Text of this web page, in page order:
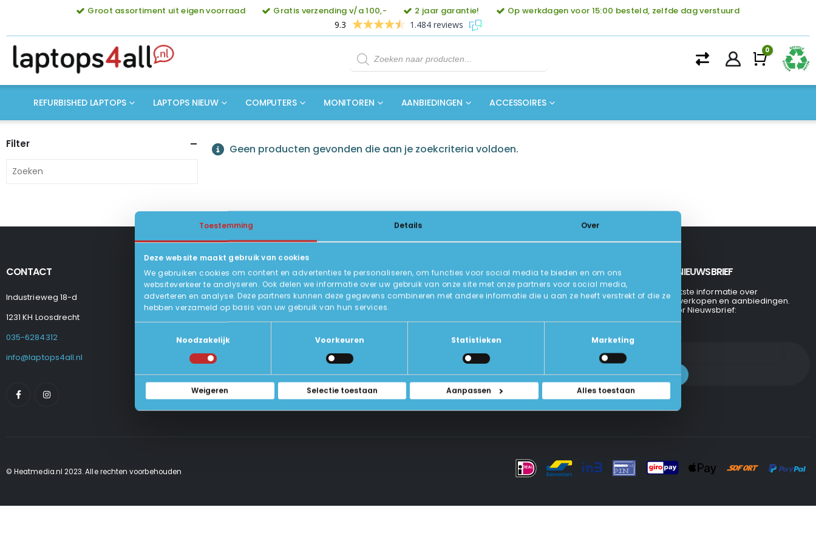
Toestemming Details Over
Deze website maakt gebruik van cookies
We gebruiken cookies om content en advertenties te personaliseren, om functies voor social media te bieden en om ons
websiteverkeer te analyseren. Ook delen we informatie over uw gebruik van onze site met onze partners voor social media,
adverteren en analyse. Deze partners kunnen deze gegevens combineren met andere informatie die u aan ze heeft verstrekt of die ze
hebben verzameld op basis van uw gebruik van hun services.
Noodzakelijk
Voorkeuren Statistieken Marketing
Weigeren Selectie toestaan Aanpassen Alles toestaan
Groot assortiment uit eigen voorraad Gratis verzending v/a 100,- 2 jaar garantie!
Op werkdagen voor 15:00 besteld, zelfde dag verstuurd
9.3
1.484 reviews
Producten
zoeken
0
REFURBISHED LAPTOPS LAPTOPS NIEUW COMPUTERS MONITOREN AANBIEDINGEN ACCESSOIRES
Geen producten gevonden die aan je zoekcriteria voldoen.
Filter
CONTACT
Industrieweg 18-d
1231 KH Loosdrecht
035-6284312
info@laptops4all.nl
KLANTENSERVICE
Levering
Betalen En Bestellen
Retourneren
Veel Gestelde Vragen
Algemene Voorwaarden
Privacy Beleid
INFORMATIE
Over Ons
U-Pas
Contact Met Ons Opnemen
INSCHRIJVEN NIEUWSBRIEF
Ontvang de laatste informatie over
evenementen, verkopen en aanbiedingen.
Aanmelden voor Nieuwsbrief:
© Heatmedia.nl 2023. Alle rechten voorbehouden